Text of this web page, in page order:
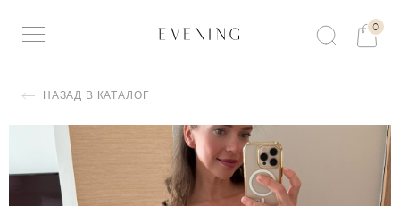
0
НАЗАД В КАТАЛОГ